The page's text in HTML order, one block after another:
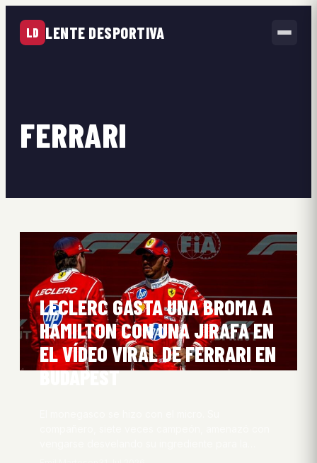
LD LENTE DESPORTIVA
FERRARI
LECLERC GASTA UNA BROMA A
HAMILTON CON UNA JIRAFA EN
EL VÍDEO VIRAL DE FERRARI EN
BUDAPEST